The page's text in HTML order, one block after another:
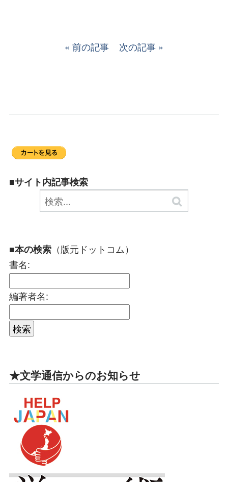
前の記事 次の記事
■サイト内記事検索
■本の検索 （版元ドットコム）
書名:
編著者名:
★文学通信からのお知らせ